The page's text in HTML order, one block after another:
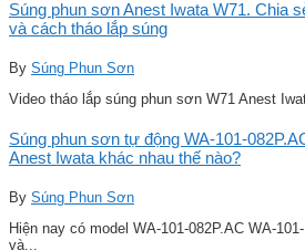
Súng phun sơn Anest Iwata W71. Chia
và cách tháo lắp súng
By Súng Phun Sơn
Video tháo lắp súng phun sơn W71 Anest
Súng phun sơn tự động WA-101-
Anest Iwata khác nhau thế nào?
By Súng Phun Sơn
Hiện nay có model WA-101-082P.AC WA-
và...